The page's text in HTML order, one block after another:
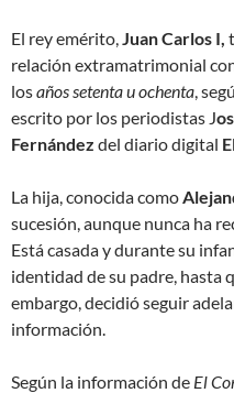
El rey emérito,Juan Carlos I,
relación extramatrimonial
losaños setenta u ochenta,
escrito por los periodistas J
Fernández del diario digital
La hija, conocida como
sucesión, aunque nunca ha
Está casada y durante su
identidad de su padre, hasta
embargo, decidió seguir
información.
Según la información de El